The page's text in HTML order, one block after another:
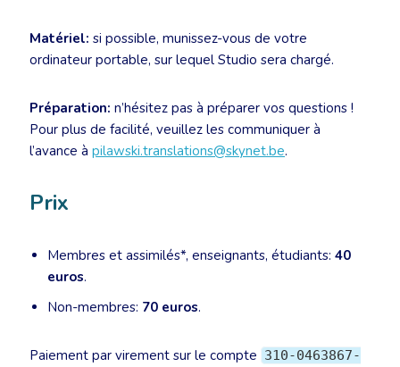
Matériel: si possible, munissez-vous de votre
ordinateur portable, sur lequel Studio sera chargé.
Préparation: n’hésitez pas à préparer vos questions !
Pour plus de facilité, veuillez les communiquer à
l’avance à pilawski.translations@skynet.be.
Prix
Membres et assimilés*, enseignants, étudiants: 40
euros.
Non-membres: 70 euros.
Paiement par virement sur le compte 310-0463867-